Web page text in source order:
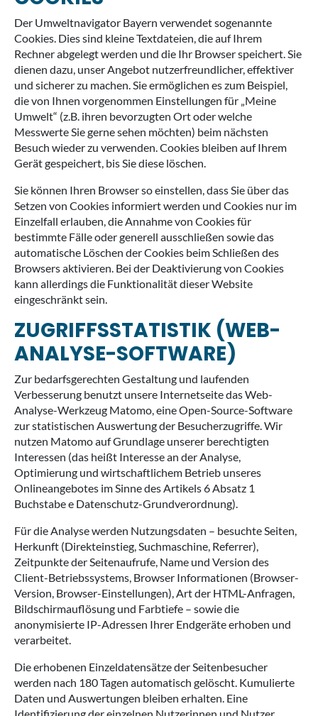
Der Umweltnavigator Bayern verwendet sogenannte
Cookies. Dies sind kleine Textdateien, die auf Ihrem
Rechner abgelegt werden und die Ihr Browser speichert. Sie
dienen dazu, unser Angebot nutzerfreundlicher, effektiver
und sicherer zu machen. Sie ermöglichen es zum Beispiel,
die von Ihnen vorgenommen Einstellungen für „Meine
Umwelt“ (z.B. ihren bevorzugten Ort oder welche
Messwerte Sie gerne sehen möchten) beim nächsten
Besuch wieder zu verwenden. Cookies bleiben auf Ihrem
Gerät gespeichert, bis Sie diese löschen.
Sie können Ihren Browser so einstellen, dass Sie über das
Setzen von Cookies informiert werden und Cookies nur im
Einzelfall erlauben, die Annahme von Cookies für
bestimmte Fälle oder generell ausschließen sowie das
automatische Löschen der Cookies beim Schließen des
Browsers aktivieren. Bei der Deaktivierung von Cookies
kann allerdings die Funktionalität dieser Website
eingeschränkt sein.
ZUGRIFFSSTATISTIK (WEB-
ANALYSE-SOFTWARE)
Zur bedarfsgerechten Gestaltung und laufenden
Verbesserung benutzt unsere Internetseite das Web-
Analyse-Werkzeug Matomo, eine Open-Source-Software
zur statistischen Auswertung der Besucherzugriffe. Wir
nutzen Matomo auf Grundlage unserer berechtigten
Interessen (das heißt Interesse an der Analyse,
Optimierung und wirtschaftlichem Betrieb unseres
Onlineangebotes im Sinne des Artikels 6 Absatz 1
Buchstabe e Datenschutz-Grundverordnung).
Für die Analyse werden Nutzungsdaten – besuchte Seiten,
Herkunft (Direkteinstieg, Suchmaschine, Referrer),
Zeitpunkte der Seitenaufrufe, Name und Version des
Client-Betriebssystems, Browser Informationen (Browser-
Version, Browser-Einstellungen), Art der HTML-Anfragen,
Bildschirmauflösung und Farbtiefe – sowie die
anonymisierte IP-Adressen Ihrer Endgeräte erhoben und
verarbeitet.
Die erhobenen Einzeldatensätze der Seitenbesucher
werden nach 180 Tagen automatisch gelöscht. Kumulierte
Daten und Auswertungen bleiben erhalten. Eine